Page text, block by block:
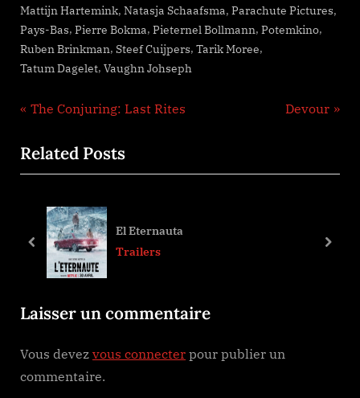
Mattijn Hartemink, Natasja Schaafsma, Parachute Pictures,
Pays-Bas, Pierre Bokma, Pieternel Bollmann, Potemkino,
Ruben Brinkman, Steef Cuijpers, Tarik Moree,
Tatum Dagelet, Vaughn Johseph
Navigation
de
l’article
P
e
v
u
o
t
:
The Conjuring: Last Rites
N
t
Devour
Related Posts
prev next
Laisser un commentaire
Vous devez vous connecter pour publier un
commentaire.